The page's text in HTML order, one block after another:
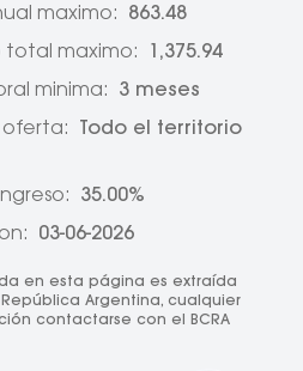
maximo:
863.48
total maximo:
1,375.94
minima:
3 meses
oferta:
Todo el territorio
35.00%
03-06-2026
en esta página es extraída
Argentina, cualquier
contactarse con el BCRA